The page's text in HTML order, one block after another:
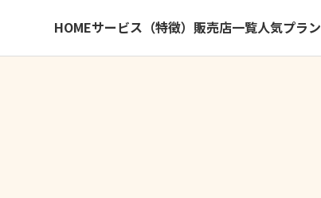
HOMEサービス（特徴） 販売店一覧人気プラン